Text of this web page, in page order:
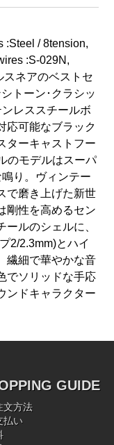
:Steel / 8tension,
:S-029N,
スネアのベストセ
トーン･クラシッ
レススチールボ
応可能なブラック
ターキャストフー
のモデルはスーパ
り。ヴィンテー
で磨き上げた新世
剛性を高めるセン
ルのシェルに、
2/2.3mm)とハイ
繊細で華やかな音
でソリッドな手応
ンドキャラクター
GUIDE
文方法
払い